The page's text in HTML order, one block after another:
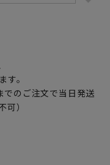
。
でのご注文で当日発送
）